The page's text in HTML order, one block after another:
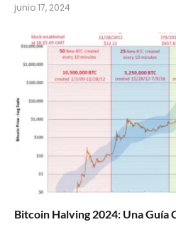
junio 17, 2024
Bitcoin Halving 2024: Una Guía